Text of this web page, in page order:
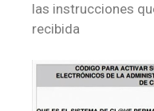
las instrucciones
recibida